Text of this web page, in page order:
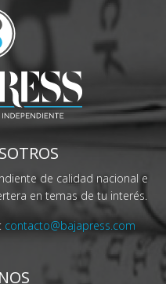
de calidad nacional e
en temas de tu interés.
contacto@bajapress.com